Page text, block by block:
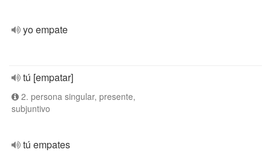
yo empate
tú [empatar]
2. persona singular, presente,
subjuntivo
tú empates